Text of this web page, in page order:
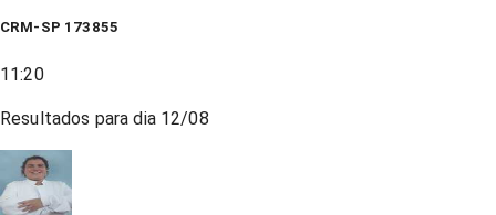
CRM-SP 173855
11:20
Resultados para dia 12/08